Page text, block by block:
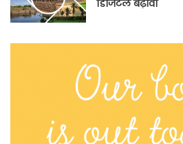
डिजिटल बढ़ावा